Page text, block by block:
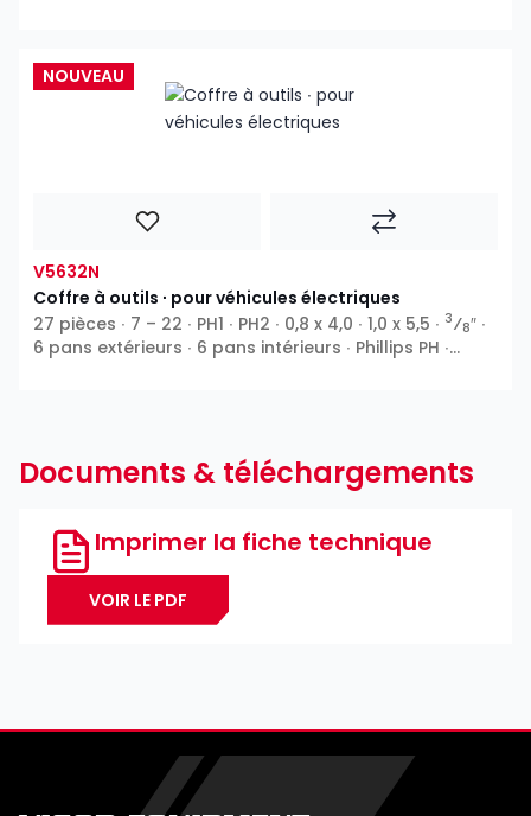
NOUVEAU
V5632N
Coffre à outils ∙ pour véhicules électriques
27 pièces ∙ 7 – 22 ∙ PH1 ∙ PH2 ∙ 0,8 x 4,0 ∙ 1,0 x 5,5 ∙ 3⁄8″ ∙
6 pans extérieurs ∙ 6 pans intérieurs ∙ Phillips PH ∙
Documents & téléchargements
Imprimer la fiche technique
VOIR LE PDF